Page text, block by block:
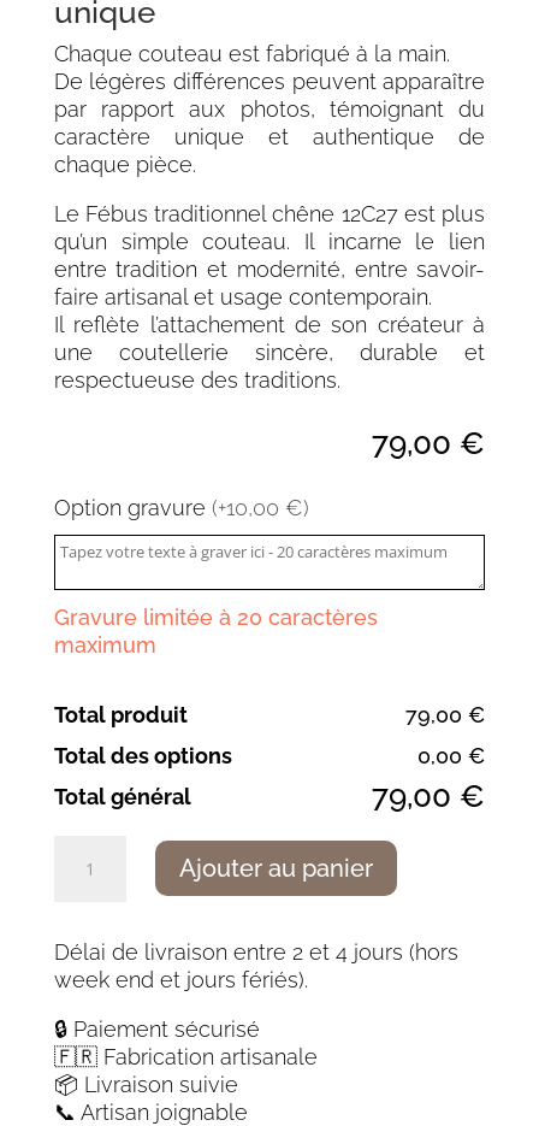
unique
Chaque couteau est fabriqué à la main.
De légères différences peuvent apparaître
par rapport aux photos, témoignant du
caractère unique et authentique de
chaque pièce.
Le Fébus traditionnel chêne 12C27 est plus
qu’un simple couteau. Il incarne le lien
entre tradition et modernité, entre savoir-
faire artisanal et usage contemporain.
Il reflète l’attachement de son créateur à
une coutellerie sincère, durable et
respectueuse des traditions.
79,00 €
Option gravure (+10,00 €)
Gravure limitée à 20 caractères
maximum
Total produit
79,00 €
Total des options
0,00 €
Total général
79,00 €
chêne
12c27
Ajouter au panier
Délai de livraison entre 2 et 4 jours (hors
week end et jours fériés).
🔒 Paiement sécurisé
🇫🇷 Fabrication artisanale
📦 Livraison suivie
📞 Artisan joignable